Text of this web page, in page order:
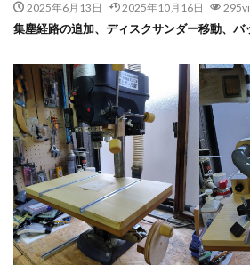
2025年6月13日 2025年10月16日
集塵経路の追加、ディスクサンダー移動、